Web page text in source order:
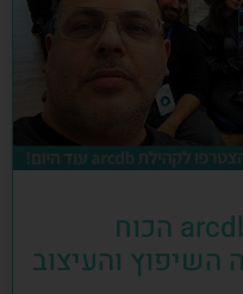
הקהילה העסקית של arcdb הכוח
השיפוץ והעיצוב